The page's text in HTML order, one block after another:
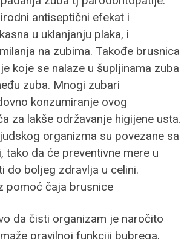
antiseptični efekat i
u uklanjanju plaka, i
na zubima. Takođe brusnica
koje se nalaze u šupljinama zuba
zuba. Mnogi zubari
konzumiranje ovog
za lakše održavanje higijene usta.
organizma su povezane sa
tako da će preventivne mere u
do boljeg zdravlja u celini.
pomoć čaja brusnice
da čisti organizam je naročito
pravilnoj funkciji bubrega,